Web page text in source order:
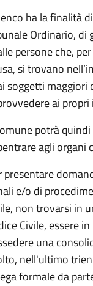
ha la finalità
Ordinario,
persone che,
si trovano
soggetti
ai propri
potrà
agli organi
presentare
e/o di
non trovarsi in
Civile, essere
una
nell'ultimo
formale da